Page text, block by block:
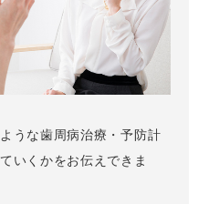
うな歯周病治療・予防計
いくかをお伝えできま